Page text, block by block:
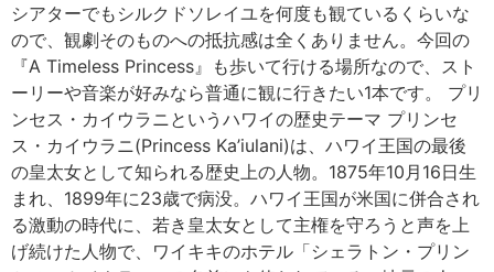
シアターでもシルクドソレイユを何度も観ているくらいな
ので、観劇そのものへの抵抗感は全くありません。今回の
『A Timeless Princess』も歩いて行ける場所なので、スト
ーリーや音楽が好みなら普通に観に行きたい1本です。 プリ
ンセス・カイウラニというハワイの歴史テーマ プリンセ
ス・カイウラニ(Princess Ka’iulani)は、ハワイ王国の最後
の皇太女として知られる歴史上の人物。1875年10月16日生
まれ、1899年に23歳で病没。ハワイ王国が米国に併合され
る激動の時代に、若き皇太女として主権を守ろうと声を上
げ続けた人物で、ワイキキのホテル「シェラトン・プリン